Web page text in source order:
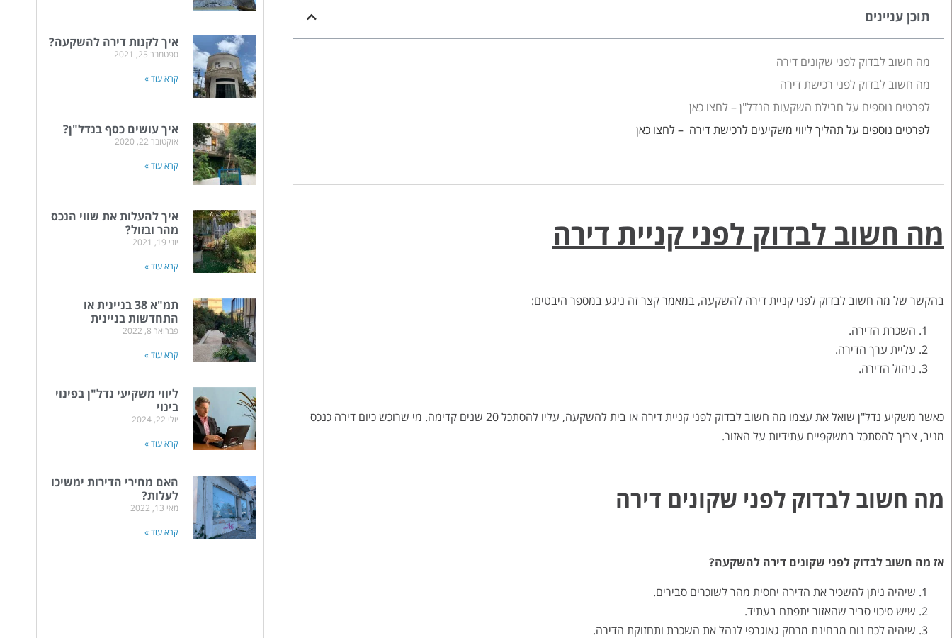
תוכן עניינים
מה חשוב לבדוק לפני שקונים דירה
מה חשוב לבדוק לפני רכישת דירה
לפרטים נוספים על חבילת השקעות הנדל"ן – לחצו כאן
לפרטים נוספים על תהליך ליווי משקיעים לרכישת דירה – לחצו כאן
מה חשוב לבדוק לפני קניית דירה
בהקשר של מה חשוב לבדוק לפני קניית דירה להשקעה, במאמר קצר זה ניגע במספר היבטים:
השכרת הדירה.
עליית ערך הדירה.
ניהול הדירה.
כאשר משקיע נדל"ן שואל את עצמו מה חשוב לבדוק לפני קניית דירה או בית להשקעה, עליו להסתכל 20 שנים קדימה. מי שרוכש כיום דירה כנכס
מניב, צריך להסתכל במשקפיים עתידיות על האזור.
מה חשוב לבדוק לפני שקונים דירה
אז מה חשוב לבדוק לפני שקונים דירה להשקעה?
שיהיה ניתן להשכיר את הדירה יחסית מהר לשוכרים סבירים.
שיש סיכוי סביר שהאזור יתפתח בעתיד.
שיהיה לכם נוח מבחינת מרחק גאוגרפי לנהל את השכרת ותחזוקת הדירה.
איך לקנות דירה להשקעה?
ספטמבר 25, 2021
קרא עוד »
איך עושים כסף בנדל"ן?
אוקטובר 22, 2020
קרא עוד »
איך להעלות את שווי הנכס
מהר ובזול?
יוני 19, 2021
קרא עוד »
תמ"א 38 בניינית או
התחדשות בניינית
פברואר 8, 2022
קרא עוד »
ליווי משקיעי נדל"ן בפינוי
בינוי
יולי 22, 2024
קרא עוד »
האם מחירי הדירות ימשיכו
לעלות?
מאי 13, 2022
קרא עוד »